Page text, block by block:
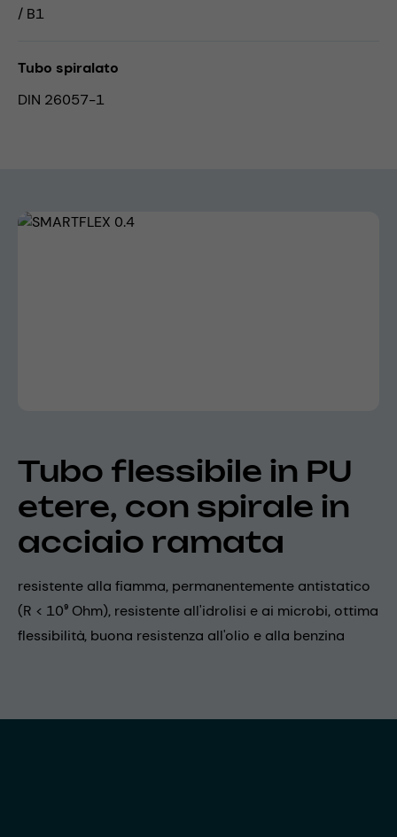
/ B1
Tubo spiralato
DIN 26057-1
Skip image gallery
Tubo flessibile in PU
etere, con spirale in
acciaio ramata
resistente alla fiamma, permanentemente antistatico
(R < 10⁹ Ohm), resistente all'idrolisi e ai microbi, ottima
flessibilità, buona resistenza all'olio e alla benzina